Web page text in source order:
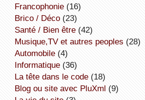
Francophonie(16)
Brico / Déco(23)
Santé / Bien être(42)
Musique,TV et autres peoples (28)
Automobile(4)
informatique(36)
la tête dans le code(18)
Blog ou site avec PluXml (9)